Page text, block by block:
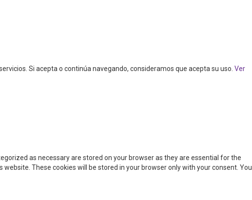
Si acepta o continúa navegando, consideramos que acepta su uso. Ver
as necessary are stored on your browser as they are essential for the
These cookies will be stored in your browser only with your consent. You